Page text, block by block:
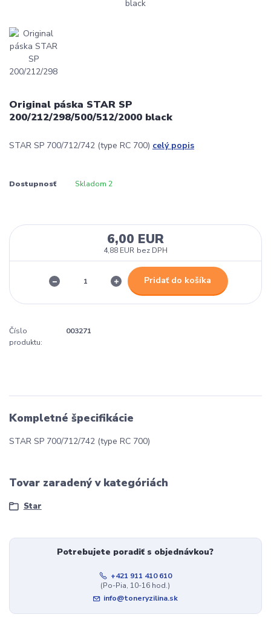
Original páska STAR SP
200/212/298/500/512/2000 black
STAR SP 700/712/742 (type RC 700) celý popis
Dostupnosť Skladom 2
6,00 EUR
4,88 EUR bez DPH
Pridať do košíka
Číslo
produktu:
003271
Kompletné špecifikácie
STAR SP 700/712/742 (type RC 700)
Tovar zaradený v kategóriách
Star
Potrebujete poradiť s objednávkou?
+421 911 410 610
(Po-Pia, 10-16 hod.)
info@toneryzilina.sk